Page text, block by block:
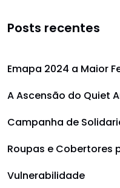
Posts recentes
Emapa 2024 a Maior
A Ascensão do Quiet
Campanha de
Roupas e Cobertores
Vulnerabilidade